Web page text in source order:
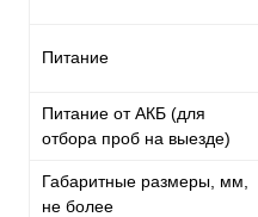
Питание
Питание от АКБ (для
отбора проб на выезде)
Габаритные размеры, мм,
не более